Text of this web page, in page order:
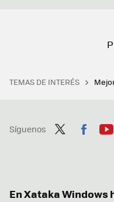
TEMAS DE INTERÉS
Síguenos
En Xataka Windows